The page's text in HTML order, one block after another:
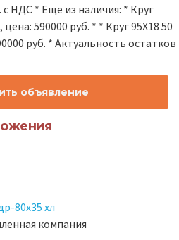
с НДС * Еще из наличия: * Круг
590000 руб. * * Круг 95Х18 50
руб. * Актуальность остатков
объявление
80х35 хл
компания